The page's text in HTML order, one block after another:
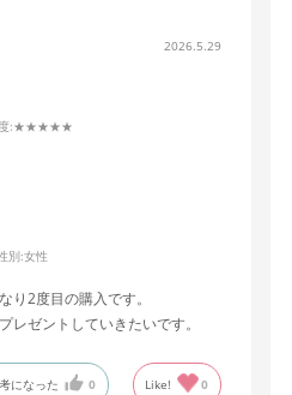
2026.5.29
:★★★★★
別:女性
り2度目の購入です。
レゼントしていきたいです。
になった 0 Like! 0